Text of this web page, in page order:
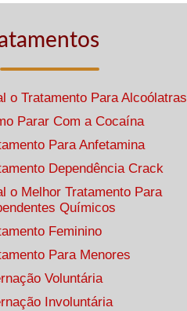
o Tratamento Para Alcoólatras
Parar Com a Cocaína
Para Anfetamina
Dependência Crack
o Melhor Tratamento Para
Químicos
Feminino
Para Menores
Voluntária
Involuntária